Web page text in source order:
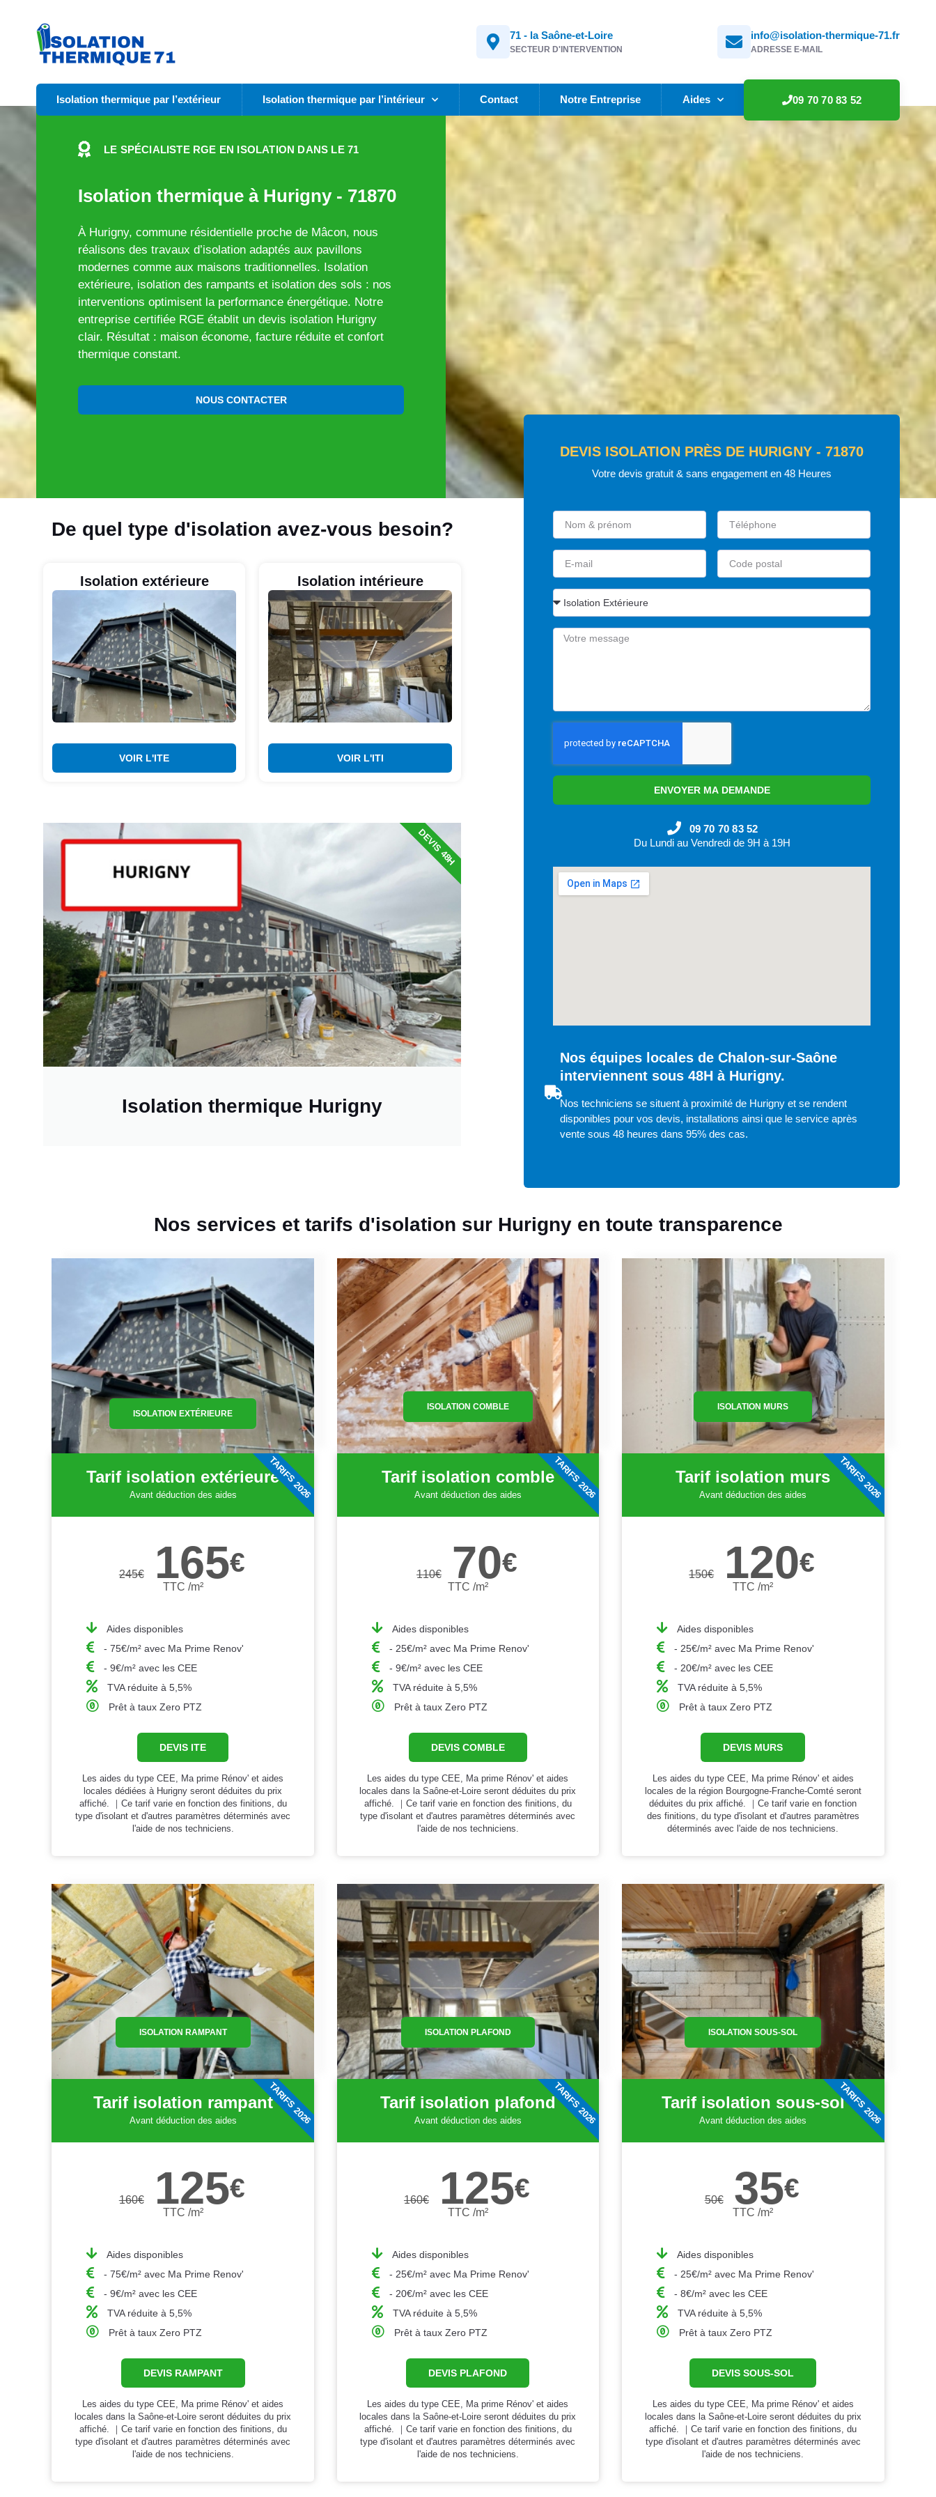
71 - la Saône-et-Loire
SECTEUR D'INTERVENTION
info@isolation-thermique-71.fr
ADRESSE E-MAIL
Isolation thermique par l’extérieur Isolation thermique par l’intérieur Contact Notre Entreprise Aides 09 70 70 83 52
LE SPÉCIALISTE RGE EN ISOLATION DANS LE 71
Isolation thermique à Hurigny - 71870
À Hurigny, commune résidentielle proche de Mâcon, nous
réalisons des travaux d’isolation adaptés aux pavillons
modernes comme aux maisons traditionnelles. Isolation
extérieure, isolation des rampants et isolation des sols : nos
interventions optimisent la performance énergétique. Notre
entreprise certifiée RGE établit un devis isolation Hurigny
clair. Résultat : maison économe, facture réduite et confort
thermique constant.
NOUS CONTACTER
De quel type d'isolation avez-vous besoin?
Isolation extérieure
VOIR L'ITE
Isolation intérieure
VOIR L'ITI
Isolation thermique Hurigny
DEVIS 48H
DEVIS ISOLATION PRÈS DE HURIGNY - 71870
Votre devis gratuit & sans engagement en 48 Heures
ENVOYER MA DEMANDE
09 70 70 83 52
Du Lundi au Vendredi de 9H à 19H
Nos équipes locales de Chalon-sur-Saône
interviennent sous 48H à Hurigny.
Nos techniciens se situent à proximité de Hurigny et se rendent
disponibles pour vos devis, installations ainsi que le service après
vente sous 48 heures dans 95% des cas.
Nos services et tarifs d'isolation sur Hurigny en toute transparence
ISOLATION EXTÉRIEURE
Tarif isolation extérieure
Avant déduction des aides
245€ 165€
TTC /m²
Aides disponibles
- 75€/m² avec Ma Prime Renov'
- 9€/m² avec les CEE
TVA réduite à 5,5%
Prêt à taux Zero PTZ
DEVIS ITE
Les aides du type CEE, Ma prime Rénov' et aides
locales dédiées à Hurigny seront déduites du prix
affiché. ｜Ce tarif varie en fonction des finitions, du
type d'isolant et d'autres paramètres déterminés avec
l'aide de nos techniciens.
TARIFS 2026
ISOLATION COMBLE
Tarif isolation comble
Avant déduction des aides
110€ 70€
TTC /m²
Aides disponibles
- 25€/m² avec Ma Prime Renov'
- 9€/m² avec les CEE
TVA réduite à 5,5%
Prêt à taux Zero PTZ
DEVIS COMBLE
Les aides du type CEE, Ma prime Rénov' et aides
locales dans la Saône-et-Loire seront déduites du prix
affiché. ｜Ce tarif varie en fonction des finitions, du
type d'isolant et d'autres paramètres déterminés avec
l'aide de nos techniciens.
TARIFS 2026
ISOLATION MURS
Tarif isolation murs
Avant déduction des aides
150€ 120€
TTC /m²
Aides disponibles
- 25€/m² avec Ma Prime Renov'
- 20€/m² avec les CEE
TVA réduite à 5,5%
Prêt à taux Zero PTZ
DEVIS MURS
Les aides du type CEE, Ma prime Rénov' et aides
locales de la région Bourgogne-Franche-Comté seront
déduites du prix affiché. ｜Ce tarif varie en fonction
des finitions, du type d'isolant et d'autres paramètres
déterminés avec l'aide de nos techniciens.
TARIFS 2026
ISOLATION RAMPANT
Tarif isolation rampant
Avant déduction des aides
160€ 125€
TTC /m²
Aides disponibles
- 75€/m² avec Ma Prime Renov'
- 9€/m² avec les CEE
TVA réduite à 5,5%
Prêt à taux Zero PTZ
DEVIS RAMPANT
Les aides du type CEE, Ma prime Rénov' et aides
locales dans la Saône-et-Loire seront déduites du prix
affiché. ｜Ce tarif varie en fonction des finitions, du
type d'isolant et d'autres paramètres déterminés avec
l'aide de nos techniciens.
TARIFS 2026
ISOLATION PLAFOND
Tarif isolation plafond
Avant déduction des aides
160€ 125€
TTC /m²
Aides disponibles
- 25€/m² avec Ma Prime Renov'
- 20€/m² avec les CEE
TVA réduite à 5,5%
Prêt à taux Zero PTZ
DEVIS PLAFOND
Les aides du type CEE, Ma prime Rénov' et aides
locales dans la Saône-et-Loire seront déduites du prix
affiché. ｜Ce tarif varie en fonction des finitions, du
type d'isolant et d'autres paramètres déterminés avec
l'aide de nos techniciens.
TARIFS 2026
ISOLATION SOUS-SOL
Tarif isolation sous-sol
Avant déduction des aides
50€ 35€
TTC /m²
Aides disponibles
- 25€/m² avec Ma Prime Renov'
- 8€/m² avec les CEE
TVA réduite à 5,5%
Prêt à taux Zero PTZ
DEVIS SOUS-SOL
Les aides du type CEE, Ma prime Rénov' et aides
locales dans la Saône-et-Loire seront déduites du prix
affiché. ｜Ce tarif varie en fonction des finitions, du
type d'isolant et d'autres paramètres déterminés avec
l'aide de nos techniciens.
TARIFS 2026